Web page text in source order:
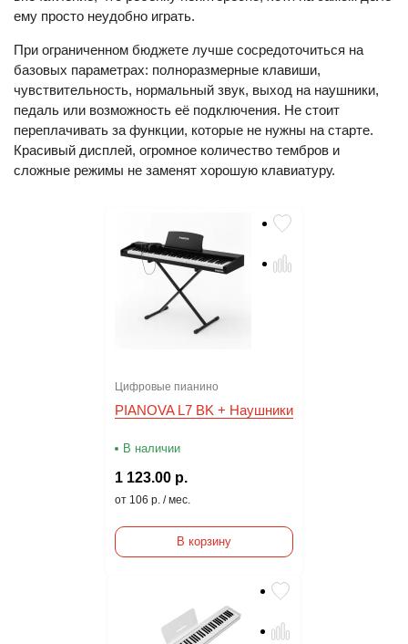
ему просто неудобно играть.
При ограниченном бюджете лучше сосредоточиться на
базовых параметрах: полноразмерные клавиши,
чувствительность, нормальный звук, выход на наушники,
педаль или возможность её подключения. Не стоит
переплачивать за функции, которые не нужны на старте.
Красивый дисплей, огромное количество тембров и
сложные режимы не заменят хорошую клавиатуру.
Цифровые пианино
PIANOVA L7 BK + Наушники
В наличии
1 123.00 р.
от 106 р. / мес.
В корзину